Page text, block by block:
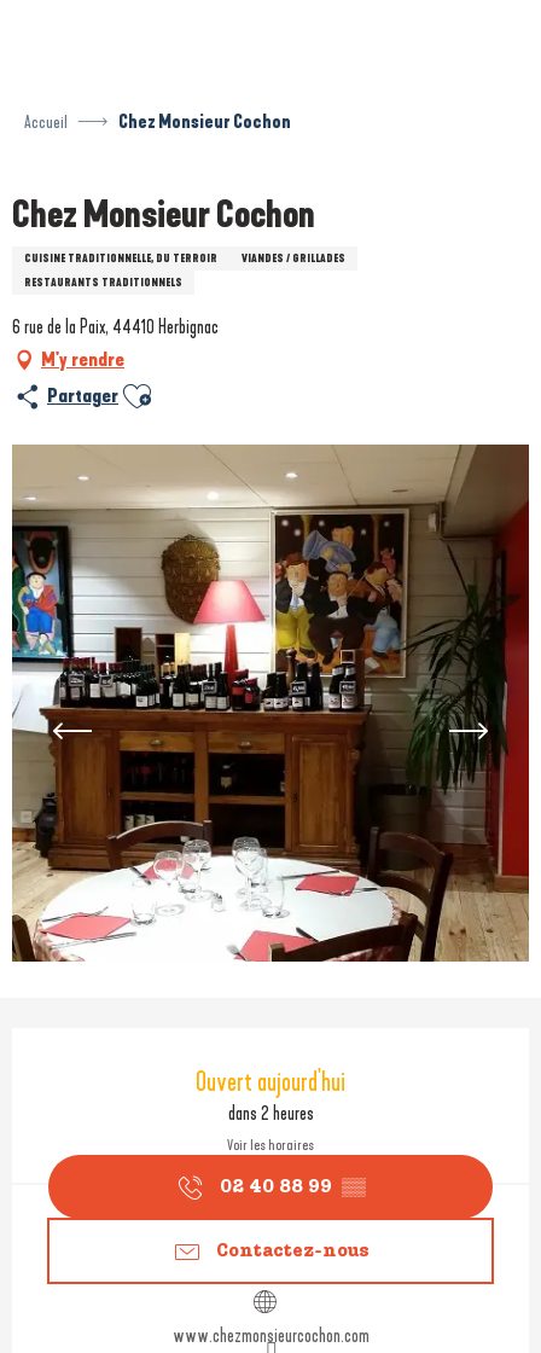
Accueil Chez Monsieur Cochon
Chez Monsieur Cochon
CUISINE TRADITIONNELLE, DU TERROIR
VIANDES / GRILLADES
RESTAURANTS TRADITIONNELS
6 rue de la Paix, 44410 Herbignac
M'y rendre
Partager Ajouter aux favoris
Ouverture et coordonnées
Ouvert aujourd'hui
dans 2 heures
Voir les horaires
02 40 88 99 ▒▒
Contactez-nous
www.chezmonsieurcochon.com